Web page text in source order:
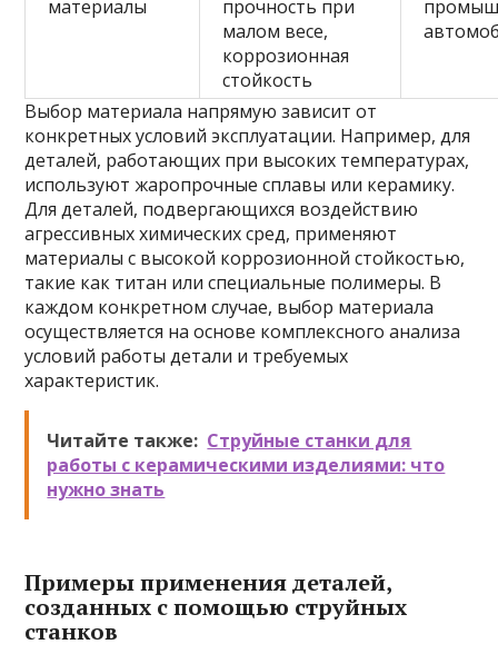
материалы
прочность при
малом весе,
коррозионная
стойкость
Выбор материала напрямую зависит от
конкретных условий эксплуатации. Например, для
деталей, работающих при высоких температурах,
используют жаропрочные сплавы или керамику.
Для деталей, подвергающихся воздействию
агрессивных химических сред, применяют
материалы с высокой коррозионной стойкостью,
такие как титан или специальные полимеры. В
каждом конкретном случае, выбор материала
осуществляется на основе комплексного анализа
условий работы детали и требуемых
характеристик.
Читайте также: Струйные станки для
работы с керамическими изделиями: что
нужно знать
Примеры применения деталей,
созданных с помощью струйных
станков